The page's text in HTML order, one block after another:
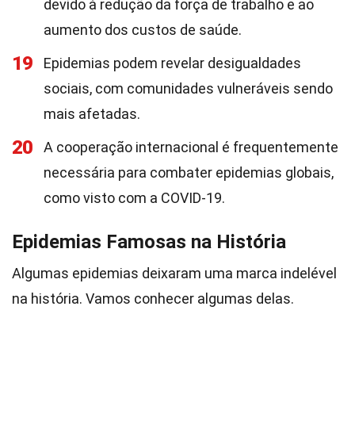
devido à redução da força de trabalho e ao
aumento dos custos de saúde.
19
Epidemias podem revelar desigualdades
sociais, com comunidades vulneráveis sendo
mais afetadas.
20
A cooperação internacional é frequentemente
necessária para combater epidemias globais,
como visto com a COVID-19.
Epidemias Famosas na História
Algumas epidemias deixaram uma marca indelével
na história. Vamos conhecer algumas delas.